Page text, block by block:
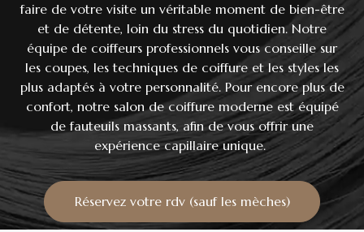
faire de votre visite un véritable moment de bien-être
et de détente, loin du stress du quotidien. Notre
équipe de coiffeurs professionnels vous conseille sur
les coupes, les techniques de coiffure et les styles les
plus adaptés à votre personnalité. Pour encore plus de
confort, notre salon de coiffure moderne est équipé
de fauteuils massants, afin de vous offrir une
expérience capillaire unique.
Réservez votre rdv (sauf les mèches)